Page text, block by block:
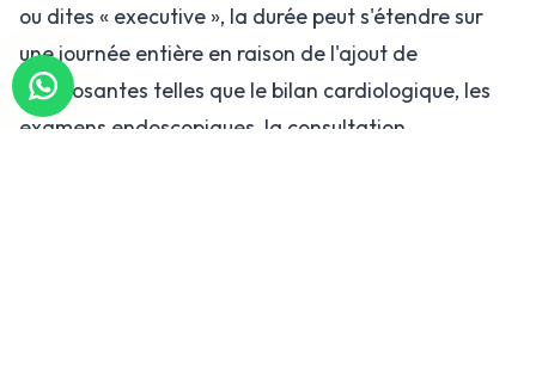
ou dites « executive », la durée peut s'étendre sur
une journée entière en raison de l'ajout de
composantes telles que le bilan cardiologique, les
examens endoscopiques, la consultation